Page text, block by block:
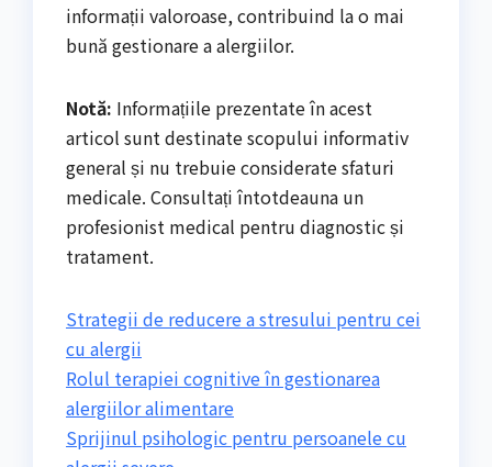
informații valoroase, contribuind la o mai
bună gestionare a alergiilor.
Notă: Informațiile prezentate în acest
articol sunt destinate scopului informativ
general și nu trebuie considerate sfaturi
medicale. Consultați întotdeauna un
profesionist medical pentru diagnostic și
tratament.
Strategii de reducere a stresului pentru cei
cu alergii
Rolul terapiei cognitive în gestionarea
alergiilor alimentare
Sprijinul psihologic pentru persoanele cu